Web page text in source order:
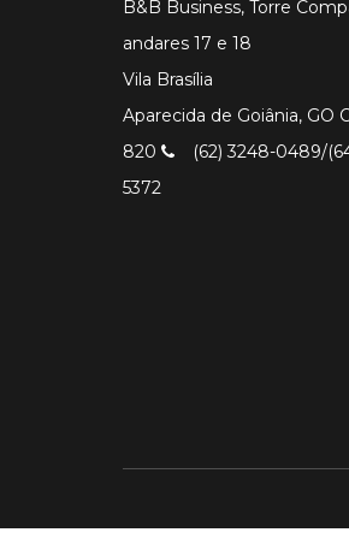
B&B Business, Torre
andares 17 e 18
Vila Brasília
Aparecida de Goiânia, GO
820
(62) 3248-0489/
5372